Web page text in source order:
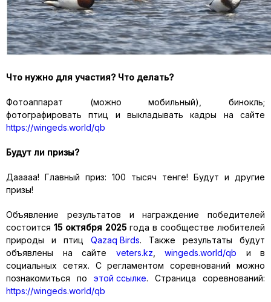
Что нужно для участия? Что делать?
Фотоаппарат (можно мобильный), бинокль;
фотографировать птиц и выкладывать кадры на сайте
https://wingeds.world/qb
Будут ли призы?
Дааааа! Главный приз: 100 тысяч тенге! Будут и другие
призы!
Объявление результатов и награждение победителей
состоится 15 октября 2025 года в сообществе любителей
природы и птиц Qazaq Birds. Также результаты будут
объявлены на сайте veters.kz wingeds.world/qb и в
социальных сетях. С регламентом соревнований можно
познакомиться по этой ссылке. Страница соревнований:
https://wingeds.world/qb